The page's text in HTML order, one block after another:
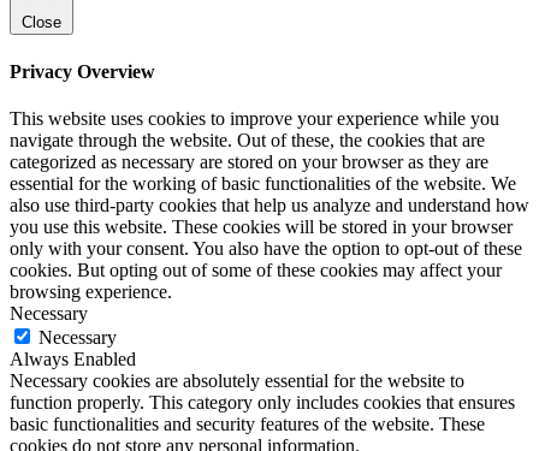
Close
Privacy Overview
This website uses cookies to improve your experience while you
navigate through the website. Out of these, the cookies that are
categorized as necessary are stored on your browser as they are
essential for the working of basic functionalities of the website. We
also use third-party cookies that help us analyze and understand how
you use this website. These cookies will be stored in your browser
only with your consent. You also have the option to opt-out of these
cookies. But opting out of some of these cookies may affect your
browsing experience.
Necessary
Necessary
Always Enabled
Necessary cookies are absolutely essential for the website to
function properly. This category only includes cookies that ensures
basic functionalities and security features of the website. These
cookies do not store any personal information.